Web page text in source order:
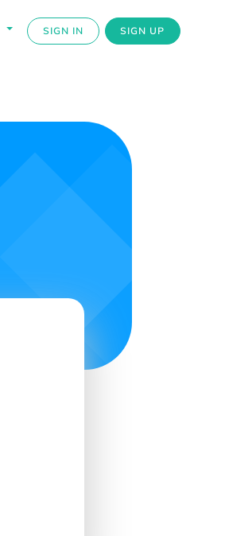
SIGN IN SIGN UP